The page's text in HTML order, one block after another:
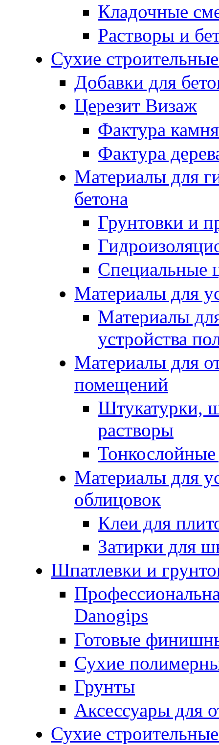
Кладочные
Растворы и
Сухие
Добавки для
Церезит Визаж
Фактура камня
Фактура
Материалы для
бетона
Грунтовки и
Специальные
Материалы для
Материалы
устройства
Материалы для
помещений
Штукатурки,
растворы
Материалы для
облицовок
Клеи для
Затирки для
Шпатлевки и
Danogips
Готовые
Сухие
Грунты
Аксессуары для
Сухие